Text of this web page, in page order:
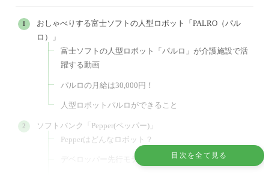
目次を全て見る
おしゃべりする富士ソフトの人型ロボット「PALRO（パル
ロ）」
富士ソフトの人型ロボット「パルロ」が介護施設で活
躍する動画
パルロの月給は30,000円！
人型ロボットパルロができること
ソフトバンク「Pepper(ペッパー)」
Pepperはどんなロボット？
デベロッパー先行モデルの販売予約